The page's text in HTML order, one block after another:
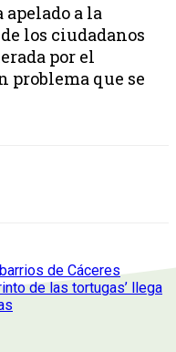
apelado a la
los ciudadanos
por el
problema que se
de Cáceres
de las tortugas’ llega